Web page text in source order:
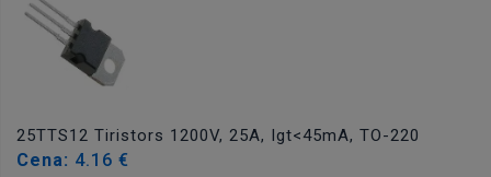
25TTS12 Tiristors 1200V, 25A, Igt<45mA, TO-220
Cena: 4.16 €